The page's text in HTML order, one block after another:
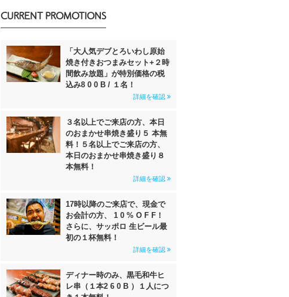
CURRENT PROMOTIONS
「大人気デブとろいわし原始
焼き付きおつまみセット+２時
間飲み放題」が特別価格の税
込み8 0 0 B / １名！
詳細を確認
３名以上でご来店の方、本日
のおまかせ串焼き盛り５ 本無
料！５名以上でご来店の方、
本日のおまかせ串焼き盛り８
本無料！
詳細を確認
17時以降のご来店で、現金で
お会計の方、 1 0 % O F F！
さらに、サッポロ 生ビール最
初の１杯無料！
詳細を確認
ディナー時のみ、黒毛和牛ヒ
レ串（１本2 6 0 B ）１人につ